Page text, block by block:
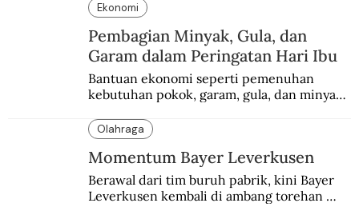
Ekonomi
Pembagian Minyak, Gula, dan
Garam dalam Peringatan Hari Ibu
Bantuan ekonomi seperti pemenuhan
kebutuhan pokok, garam, gula, dan minyak
peringatan Hari Ibu.
Olahraga
Momentum Bayer Leverkusen
Berawal dari tim buruh pabrik, kini Bayer
Leverkusen kembali di ambang torehan